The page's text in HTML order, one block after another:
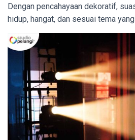
Dengan pencahayaan dekoratif,
hidup, hangat, dan sesuai tema